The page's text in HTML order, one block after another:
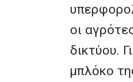
o
o
k
οι
δικτύου.
μπλόκο